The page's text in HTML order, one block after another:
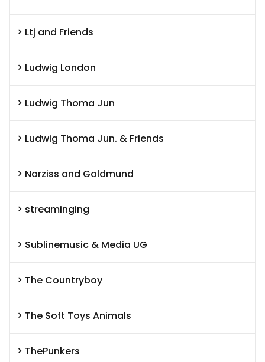
Ltj and Friends
Ludwig London
Ludwig Thoma Jun
Ludwig Thoma Jun. & Friends
Narziss and Goldmund
streaminging
Sublinemusic & Media UG
The Countryboy
The Soft Toys Animals
ThePunkers